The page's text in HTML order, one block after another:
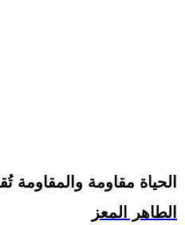
الحياة مقاومة والمقاومة
الطاهر المعز